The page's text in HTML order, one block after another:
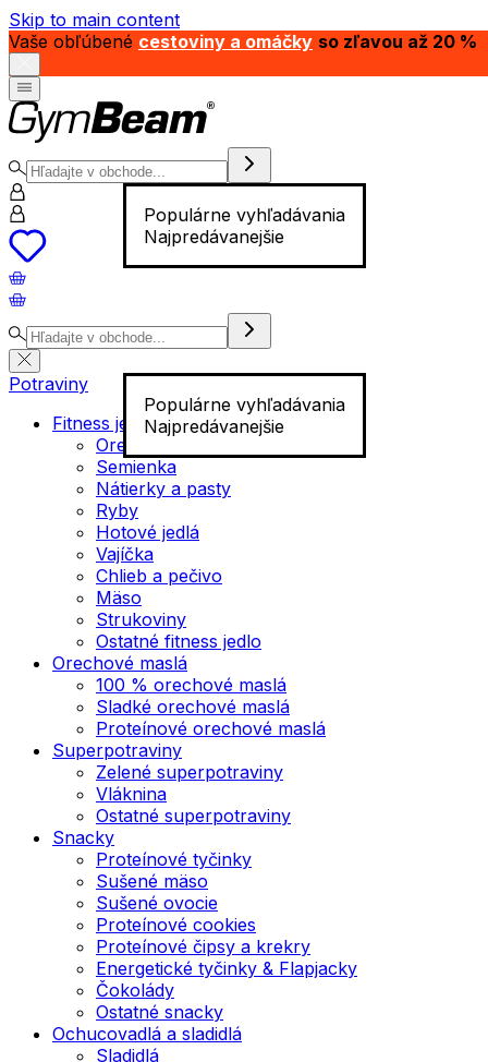
Skip to main content
Vaše obľúbené cestoviny a omáčky so zľavou až 20 %
Populárne vyhľadávania
Najpredávanejšie
Populárne vyhľadávania
Najpredávanejšie
Potraviny
Fitness jedlo
Orechy
Semienka
Nátierky a pasty
Ryby
Hotové jedlá
Vajíčka
Chlieb a pečivo
Mäso
Strukoviny
Ostatné fitness jedlo
Orechové maslá
100 % orechové maslá
Sladké orechové maslá
Proteínové orechové maslá
Superpotraviny
Zelené superpotraviny
Vláknina
Ostatné superpotraviny
Snacky
Proteínové tyčinky
Sušené mäso
Sušené ovocie
Proteínové cookies
Proteínové čipsy a krekry
Energetické tyčinky & Flapjacky
Čokolády
Ostatné snacky
Ochucovadlá a sladidlá
Sladidlá